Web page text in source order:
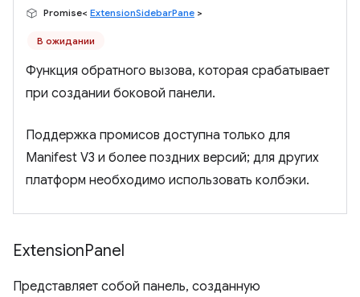
Promise< ExtensionSidebarPane >
В ожидании
Функция обратного вызова, которая срабатывает
при создании боковой панели.
Поддержка промисов доступна только для
Manifest V3 и более поздних версий; для других
платформ необходимо использовать колбэки.
ExtensionPanel
Представляет собой панель, созданную